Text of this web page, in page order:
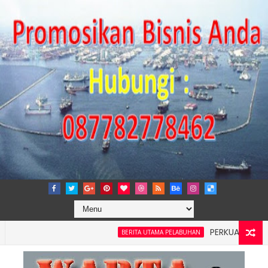
BERITA UTAMA PELABUHAN
PERKUAT TATA
Wilayah 4: Pelindo Jasa Maritim Dengar Keluhan dan